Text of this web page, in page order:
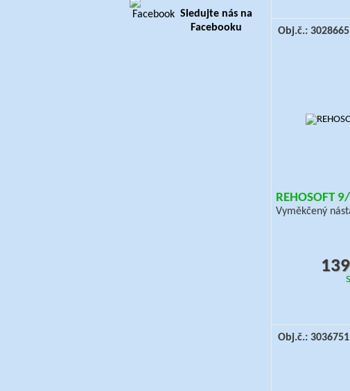
Sledujte nás na
Facebooku
Obj.č.: 3028665
REHOSOFT
Vyměkčený
Obj.č.: 3036751